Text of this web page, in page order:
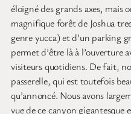
éloigné des grands axes, mais
magnifique forêt de Joshua
genre yucca) et d’un parking
permet d’être là à l’ouverture
visiteurs quotidiens. De fait,
passerelle, qui est toutefois
qu’annoncé. Nous avons
vue de ce canyon